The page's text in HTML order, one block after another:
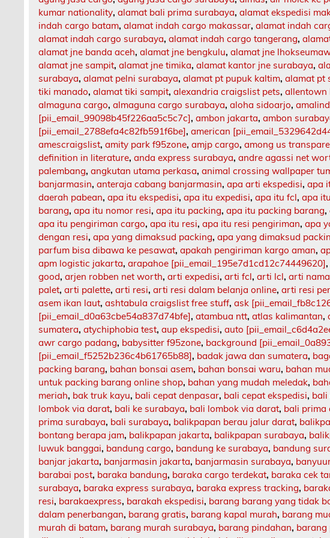
kumar nationality,alamat bali prima surabaya,alamat ekspedisi
indah cargo batam,alamat indah cargo makassar,alamat indah
alamat indah cargo surabaya,alamat indah cargo tangerang,
alamat jne banda aceh,alamat jne bengkulu,alamat jne
alamat jne sampit,alamat jne timika,alamat kantor jne surabaya,
surabaya,alamat pelni surabaya,alamat pt pupuk kaltim,alamat pt
tiki manado,alamat tiki sampit,alexandria craigslist pets,allentown
almaguna cargo,almaguna cargo surabaya,aloha sidoarjo,
[pii_email_99098b45f226aa5c5c7c],ambon jakarta,ambon
[pii_email_2788efa4c82fb591f6be],american
amescraigslist,amity park f95zone,amjp cargo,among us
definition in literature,anda express surabaya,andre agassi net
palembang,angkutan utama perkasa,animal crossing wallpaper
banjarmasin,anteraja cabang banjarmasin,apa arti ekspedisi,apa
daerah pabean,apa itu ekspedisi,apa itu expedisi,apa itu fcl,apa
barang,apa itu nomor resi,apa itu packing,apa itu packing barang,
apa itu pengiriman cargo,apa itu resi,apa itu resi pengiriman,apa
dengan resi,apa yang dimaksud packing,apa yang dimaksud
parfum bisa dibawa ke pesawat,apakah pengiriman kargo aman,
apm logistic jakarta,arapahoe [pii_email_195e7d1cd12c74449620]
good,arjen robben net worth,arti expedisi,arti fcl,arti lcl,arti
palet,arti palette,arti resi,arti resi dalam belanja online,arti resi
asem ikan laut,ashtabula craigslist free stuff,ask
[pii_email_d0a63cbe54a837d74bfe],atambua ntt,atlas kalimantan,
sumatera,atychiphobia test,aup ekspedisi,auto
awr cargo padang, babysitter f95zone, background
[pii_email_f5252b236c4b61765b88], badak jawa dan sumatera,
packing barang, bahan bonsai asem, bahan bonsai waru, bahan
untuk packing barang online shop, bahan yang mudah meledak,
meriah, bak truk kayu, bali cepat denpasar, bali cepat ekspedisi, bali
lombok via darat, bali ke surabaya, bali lombok via darat, bali prima
prima surabaya, bali surabaya, balikpapan berau jalur darat,
bontang berapa jam, balikpapan jakarta, balikpapan surabaya,
luwuk banggai, bandung cargo, bandung ke surabaya, bandung
banjar jakarta, banjarmasin jakarta, banjarmasin surabaya,
barabai post, baraka bandung, baraka cargo terdekat, baraka cek
surabaya, baraka express surabaya, baraka express tracking,
resi, barakaexpress, barakah ekspedisi, barang barang yang tidak
dalam penerbangan, barang gratis, barang kapal murah, barang
murah di batam, barang murah surabaya, barang pindahan, barang